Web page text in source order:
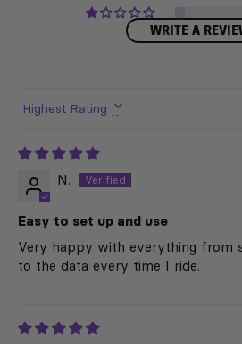
WRITE A
Sort by
N.
Easy to set up and use
Very happy with everything from
to the data every time I ride.